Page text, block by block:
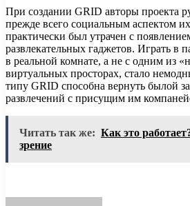
При создании GRID авторы проекта
прежде всего социальным аспектом
практически был утрачен с
развлекательных гаджетов. Играть в
в реальной комнате, а не с одним из
виртуальных просторах, стало
типу GRID способна вернуть былой
развлечений с присущим им
Читать так же: Как это
зрение